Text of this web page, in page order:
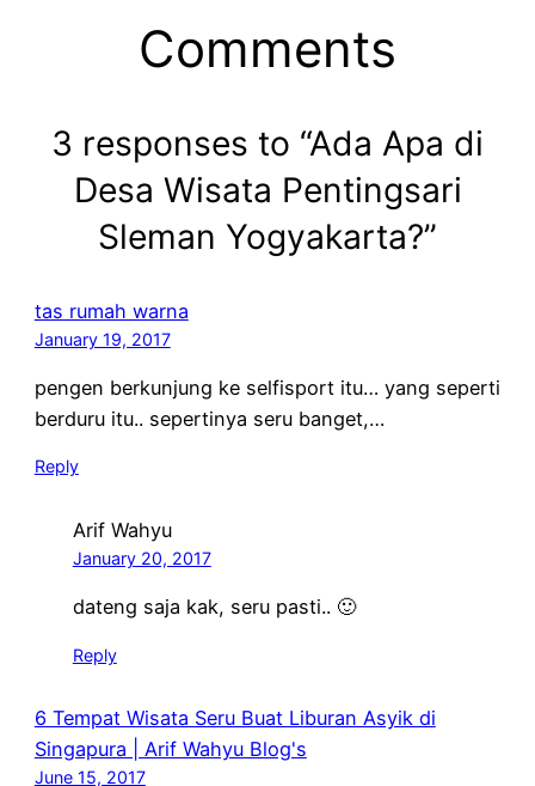
Comments
3 responses to “Ada Apa di
Desa Wisata Pentingsari
Sleman Yogyakarta?”
tas rumah warna
January 19, 2017
pengen berkunjung ke selfisport itu… yang seperti
berduru itu.. sepertinya seru banget,…
Reply
Arif Wahyu
January 20, 2017
dateng saja kak, seru pasti.. 🙂
Reply
6 Tempat Wisata Seru Buat Liburan Asyik di
Singapura | Arif Wahyu Blog's
June 15, 2017